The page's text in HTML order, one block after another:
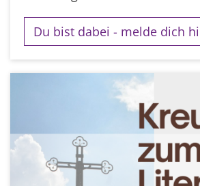
Du bist dabei - melde dich